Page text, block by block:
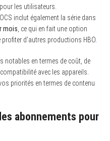
les utilisateurs.
inclut également la série dans
mois , ce qui en fait une option
d’autres productions HBO.
notables en termes de coût, de
avec les appareils.
priorités en termes de contenu
abonnements pour